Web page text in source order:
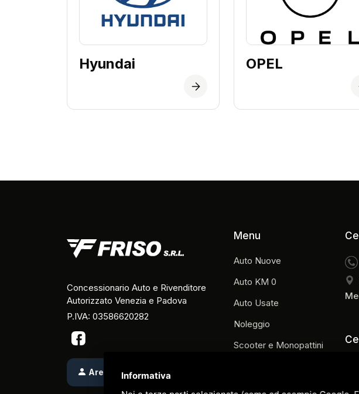
Hyundai OPEL
Concessionario Auto e Rivenditore
Autorizzato Venezia e Padova
P.IVA: 03586620282
Area Riservata
Menu
Auto Nuove
Auto KM 0
Auto Usate
Noleggio
Scooter e Monopattini
Informativa